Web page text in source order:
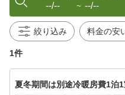
--/-- 〜 --/--
絞り込み
1件
夏冬期間は別途冷暖房費1泊